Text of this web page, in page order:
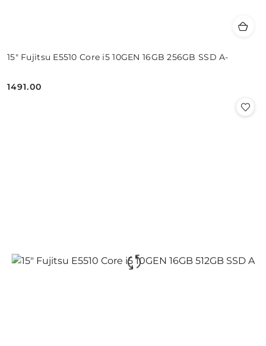
15" Fujitsu E5510 Core i5 10GEN 16GB 256GB SSD A-
Cena:
1491.00